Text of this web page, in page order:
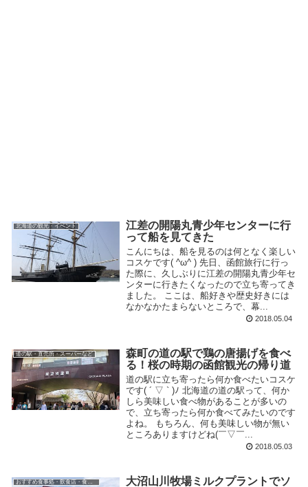
北海道の観光・イベント
江差の開陽丸青少年センターに行
って船を見てきた
こんにちは、船を見るのは何となく楽しい
コスケです( ^ω^ ) 先日、函館旅行に行っ
た際に、久しぶりに江差の開陽丸青少年セ
ンターに行きたくなったので立ち寄ってき
ました。 ここは、船好きや歴史好きには
なかなかたまらないところで、幕...
2018.05.04
道の駅・直売所・スーパーなど
森町の道の駅で鶏の唐揚げを食べ
る！桜の時期の函館観光の帰り道
道の駅に立ち寄ったら何か食べたいコスケ
です( ´ ▽ ` )ﾉ 北海道の道の駅って、何か
しら美味しい食べ物があることが多いの
で、立ち寄ったら何か食べてみたいのです
よね。 もちろん、何も美味しい物が無い
ところありますけどね(￣▽￣...
2018.05.03
おすすめ食事処・飲食店・食べ物
大沼山川牧場ミルクプラントでソ